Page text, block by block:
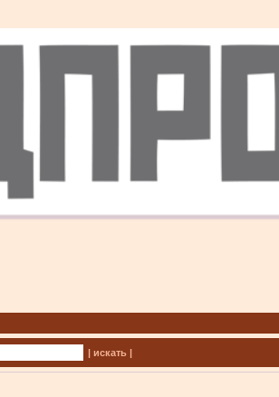
| искать |